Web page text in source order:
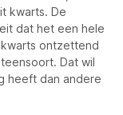
kwarts. De
dat het een hele
ontzettend
Dat wil
heeft dan andere